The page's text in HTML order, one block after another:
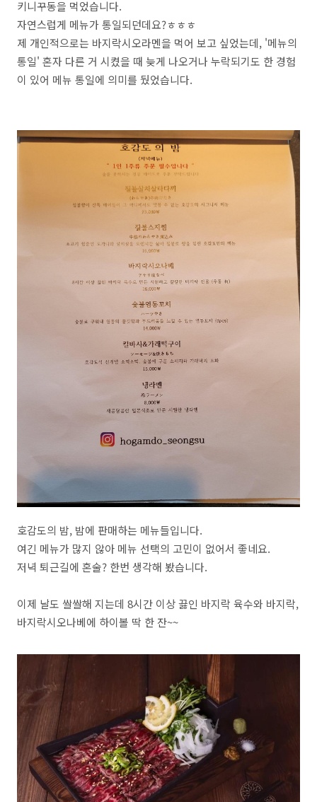
키니꾸동을 먹었습니다.
자연스럽게 메뉴가 통일되던데요?ㅎㅎㅎ
제 개인적으로는 바지락시오라멘을 먹어 보고 싶었는데, '메뉴의
통일' 혼자 다른 거 시켰을 때 늦게 나오거나 누락되기도 한 경험
이 있어 메뉴 통일에 의미를 뒀었습니다.
호감도의 밤, 밤에 판매하는 메뉴들입니다.
여긴 메뉴가 많지 않아 메뉴 선택의 고민이 없어서 좋네요.
저녁 퇴근길에 혼술? 한번 생각해 봤습니다.
이제 날도 쌀쌀해 지는데 8시간 이상 끓인 바지락 육수와 바지락,
바지락시오나베에 하이볼 딱 한 잔~~